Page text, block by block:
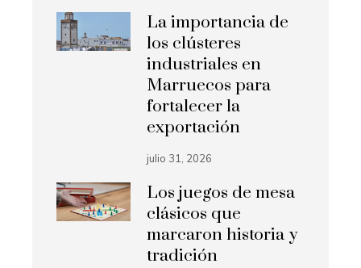
La importancia de
los clústeres
industriales en
Marruecos para
fortalecer la
exportación
julio 31, 2026
Los juegos de mesa
clásicos que
marcaron historia y
tradición